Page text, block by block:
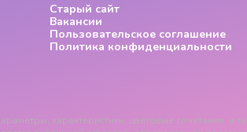
Старый сайт
Вакансии
Пользовательское соглашение
Политика конфиденциальности
характеристики, цветовые сочетания, а